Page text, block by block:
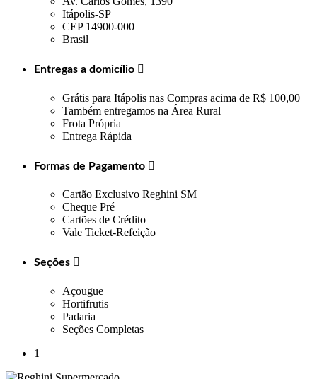
Itápolis-SP
CEP 14900-000
Brasil
Entregas a domicílio 
Grátis para Itápolis nas Compras acima de R$ 100,00
Também entregamos na Área Rural
Frota Própria
Entrega Rápida
Formas de Pagamento
Cartão Exclusivo Reghini SM
Cheque Pré
Cartões de Crédito
Vale Ticket-Refeição
Seções 
Açougue
Hortifrutis
Padaria
Seções Completas
1